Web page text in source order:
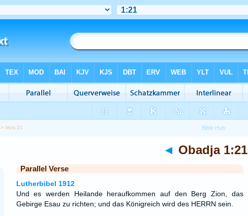
> Vers 21
◄ Obadja 1:21
Parallel Verse
Lutherbibel 1912
Und es werden Heilande heraufkommen auf den Berg Zion, das
Gebirge Esau zu richten; und das Königreich wird des HERRN sein.